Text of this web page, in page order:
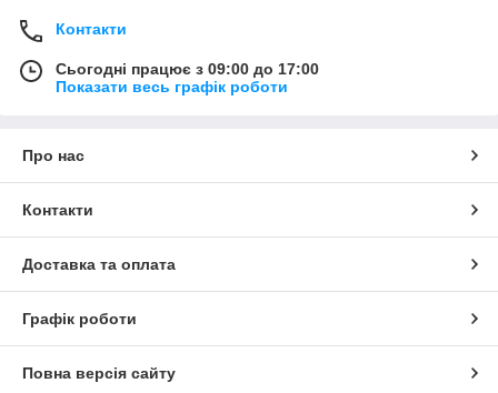
Контакти
Сьогодні працює з 09:00 до 17:00
Показати весь графік роботи
Про нас
Контакти
Доставка та оплата
Графік роботи
Повна версія сайту